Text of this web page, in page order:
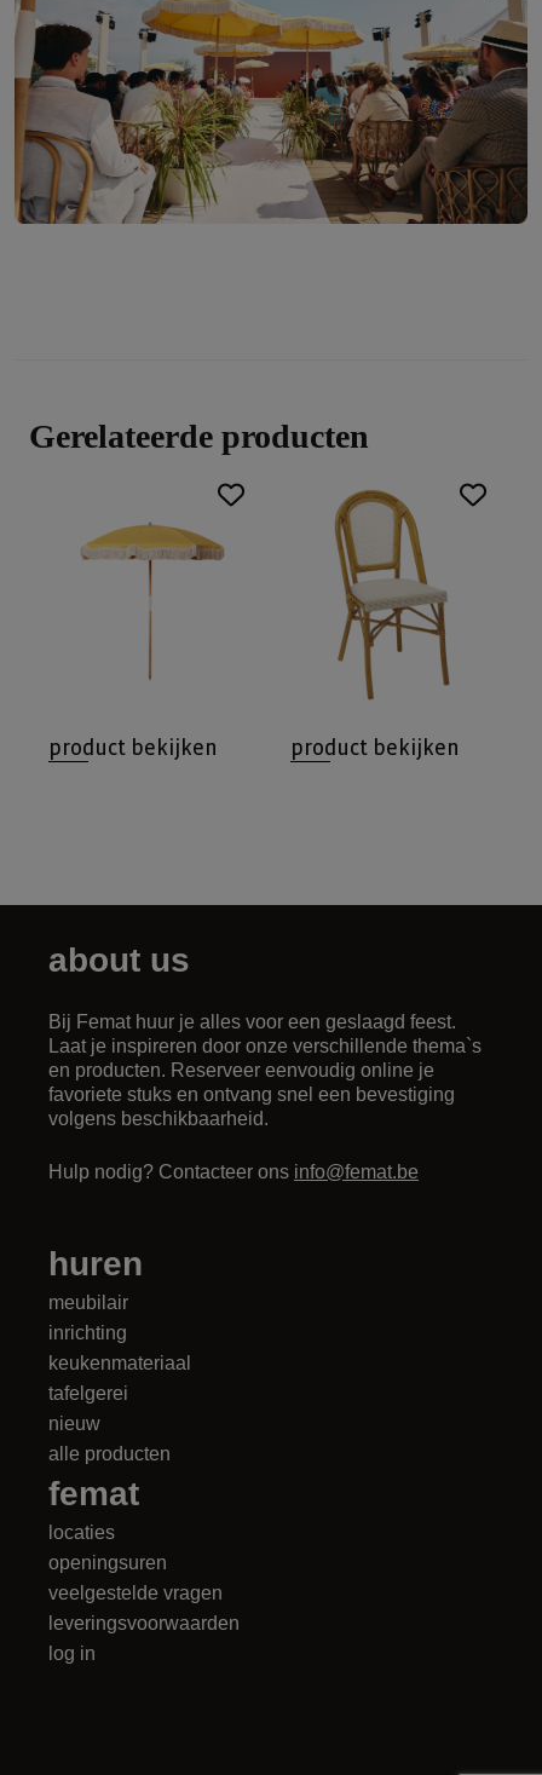
Gerelateerde producten
product bekijken product bekijken
about us
Bij Femat huur je alles voor een geslaagd feest.
Laat je inspireren door onze verschillende thema`s
en producten. Reserveer eenvoudig online je
favoriete stuks en ontvang snel een bevestiging
volgens beschikbaarheid.
Hulp nodig? Contacteer ons info@femat.be
huren
meubilair
inrichting
keukenmateriaal
tafelgerei
nieuw
alle producten
femat
locaties
openingsuren
veelgestelde vragen
leveringsvoorwaarden
log in